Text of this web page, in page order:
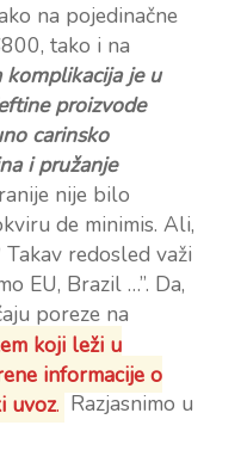
na pojedinačne
tako i na
komplikacija je u
proizvode
carinsko
i pružanje
nije bilo
de minimis. Ali,
redosled važi
EU, Brazil …”. Da,
poreze na
koji leži u
informacije o
uvoz. Razjasnimo u